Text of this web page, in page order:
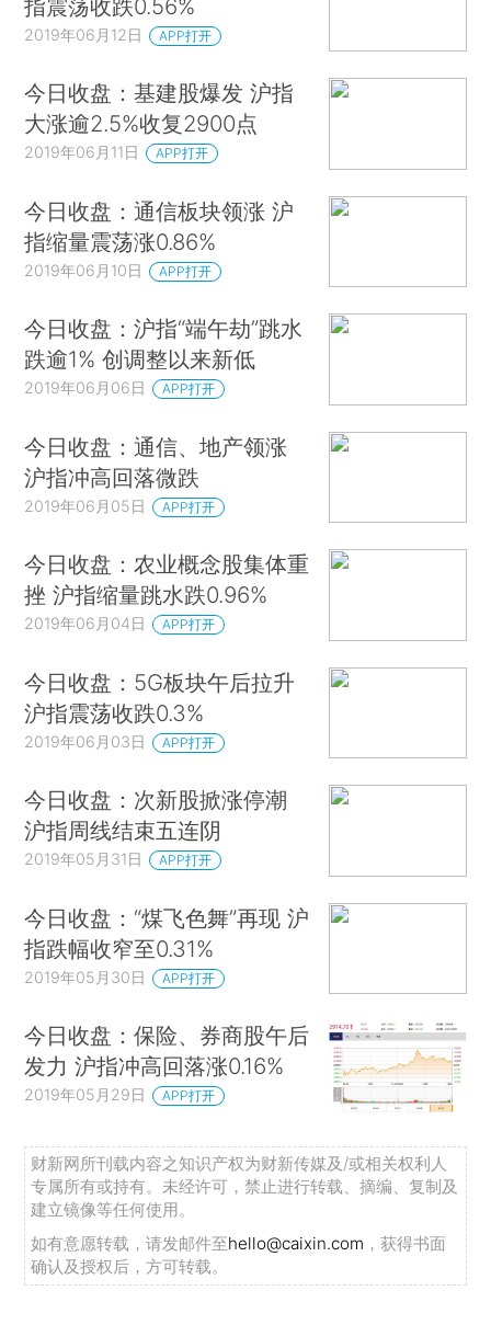
指震荡收跌0.56%
2019年06月12日 APP打开
今日收盘：基建股爆发 沪指
大涨逾2.5%收复2900点
2019年06月11日 APP打开
今日收盘：通信板块领涨 沪
指缩量震荡涨0.86%
2019年06月10日 APP打开
今日收盘：沪指“端午劫”跳水
跌逾1% 创调整以来新低
2019年06月06日 APP打开
今日收盘：通信、地产领涨
沪指冲高回落微跌
2019年06月05日 APP打开
今日收盘：农业概念股集体重
挫 沪指缩量跳水跌0.96%
2019年06月04日 APP打开
今日收盘：5G板块午后拉升
沪指震荡收跌0.3%
2019年06月03日 APP打开
今日收盘：次新股掀涨停潮
沪指周线结束五连阴
2019年05月31日 APP打开
今日收盘：“煤飞色舞”再现 沪
指跌幅收窄至0.31%
2019年05月30日 APP打开
今日收盘：保险、券商股午后
发力 沪指冲高回落涨0.16%
2019年05月29日 APP打开
财新网所刊载内容之知识产权为财新传媒及/或相关权利人
专属所有或持有。未经许可，禁止进行转载、摘编、复制及
建立镜像等任何使用。
如有意愿转载，请发邮件至hello@caixin.com ，获得书面
确认及授权后，方可转载。